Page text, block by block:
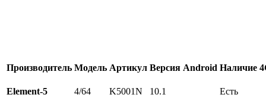
Производитель Модель Артикул Версия Android Наличие
Element-5 4/64 K5001N 10.1 Есть